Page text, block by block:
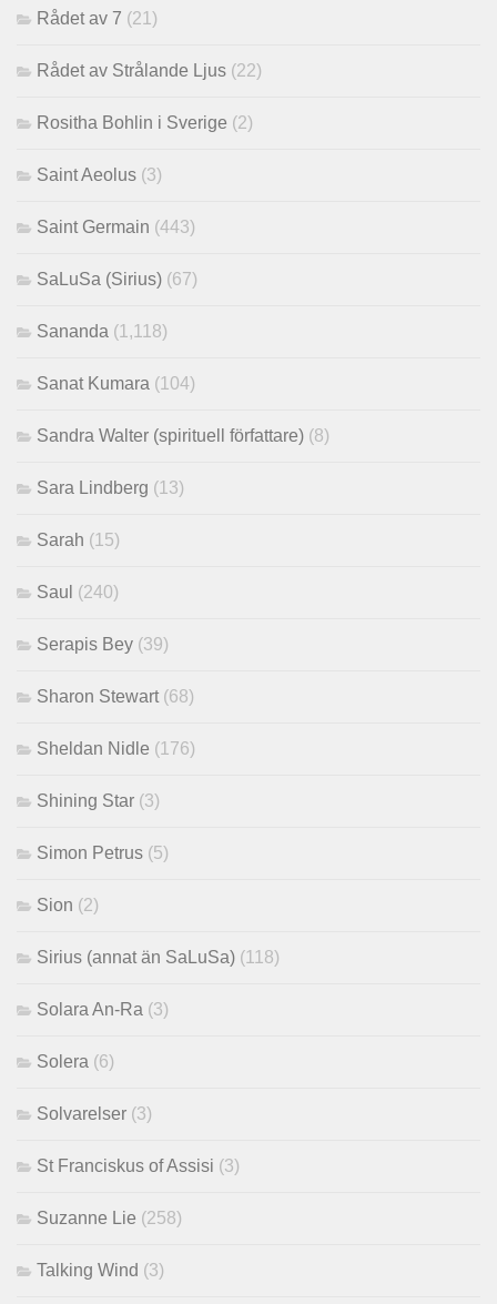
Rådet av 7 (21)
Rådet av Strålande Ljus (22)
Rositha Bohlin i Sverige (2)
Saint Aeolus (3)
Saint Germain (443)
SaLuSa (Sirius) (67)
Sananda (1,118)
Sanat Kumara (104)
Sandra Walter (spirituell författare) (8)
Sara Lindberg (13)
Sarah (15)
Saul (240)
Serapis Bey (39)
Sharon Stewart (68)
Sheldan Nidle (176)
Shining Star (3)
Simon Petrus (5)
Sion (2)
Sirius (annat än SaLuSa) (118)
Solara An-Ra (3)
Solera (6)
Solvarelser (3)
St Franciskus of Assisi (3)
Suzanne Lie (258)
Talking Wind (3)